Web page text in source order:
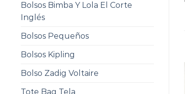
Bolsos Bimba Y Lola El Corte
Inglés
Bolsos Pequeños
Bolsos Kipling
Bolso Zadig Voltaire
Tote Bag Tela